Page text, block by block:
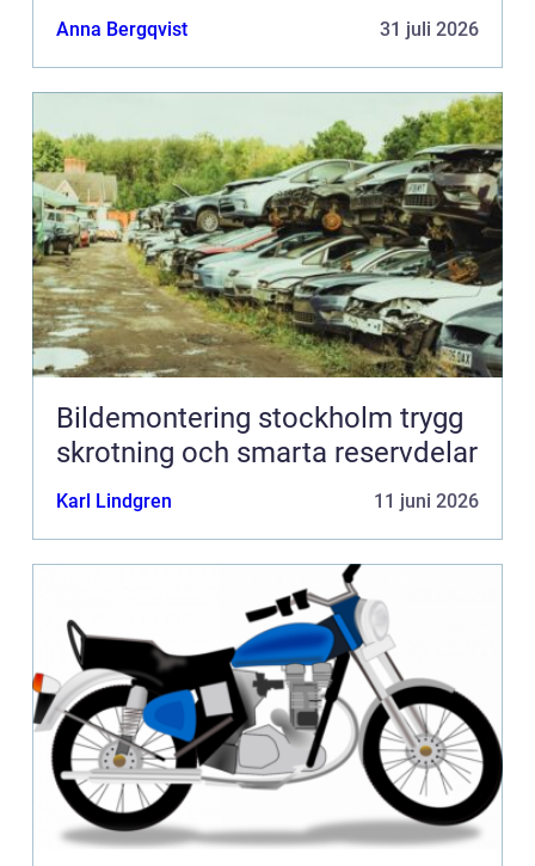
Anna Bergqvist 31 juli 2026
Bildemontering stockholm trygg
skrotning och smarta reservdelar
Karl Lindgren 11 juni 2026